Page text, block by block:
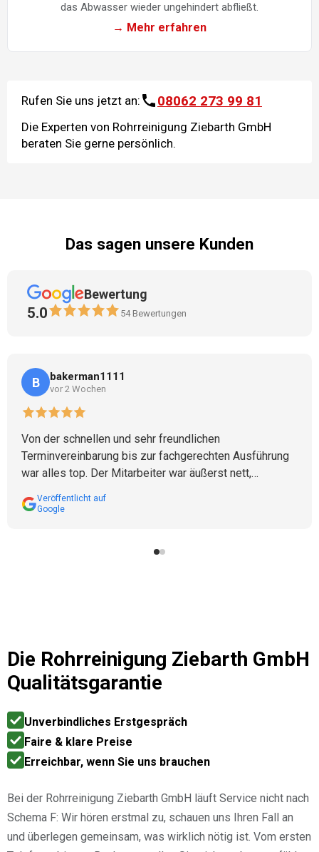
das Abwasser wieder ungehindert abfließt.
→ Mehr erfahren
Rufen Sie uns jetzt an: 08062 273 99 81
Die Experten von Rohrreinigung Ziebarth GmbH
beraten Sie gerne persönlich.
Das sagen unsere Kunden
Bewertung
5.0 54Bewertungen
B bakerman1111
vor 2 Wochen
Von der schnellen und sehr freundlichen
Terminvereinbarung bis zur fachgerechten Ausführung
war alles top. Der Mitarbeiter war äußerst nett,
verstopfter Regenwasserablauf – wurde schnell und
gekonnt aus der Leitung entfernt. Anschließend wurde
Veröffentlicht auf
Google
Die Rohrreinigung Ziebarth GmbH
Qualitätsgarantie
Unverbindliches Erstgespräch
Faire & klare Preise
Erreichbar, wenn Sie uns brauchen
Bei der Rohrreinigung Ziebarth GmbH läuft Service nicht nach
Schema F: Wir hören erstmal zu, schauen uns Ihren Fall an
und überlegen gemeinsam, was wirklich nötig ist. Vom ersten